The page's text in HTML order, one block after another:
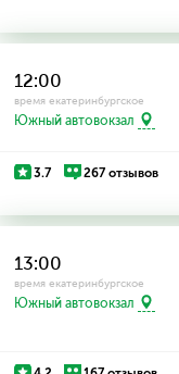
12:00
время екатеринбургское
Южный автовокзал
3.7 267 отзывов
13:00
время екатеринбургское
Южный автовокзал